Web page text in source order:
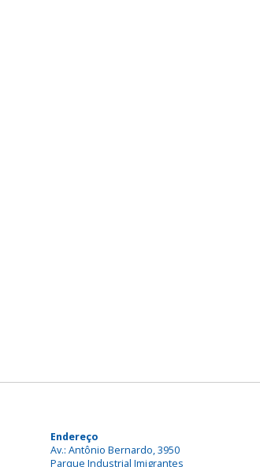
Endereço
Av.: Antônio Bernardo, 3950
Parque Industrial Imigrantes